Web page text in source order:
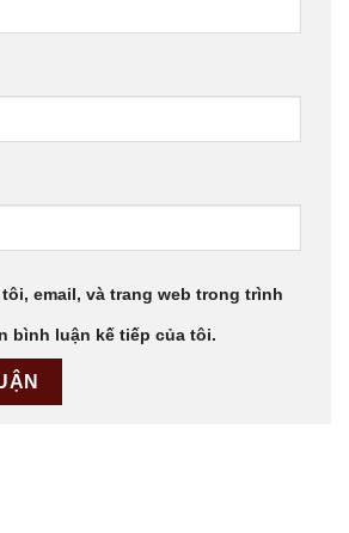
email, và trang web trong trình
bình luận kế tiếp của tôi.